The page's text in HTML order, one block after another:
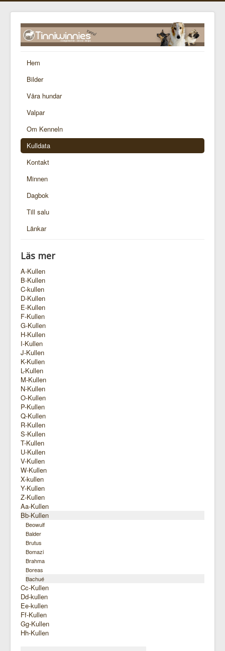
Hem
Bilder
Våra hundar
Valpar
Om Kenneln
Kulldata
Kontakt
Minnen
Dagbok
Till salu
Länkar
Läs mer
A-Kullen
B-Kullen
C-kullen
D-Kullen
E-Kullen
F-Kullen
G-Kullen
H-Kullen
I-Kullen
J-Kullen
K-Kullen
L-Kullen
M-Kullen
N-Kullen
O-Kullen
P-Kullen
Q-Kullen
R-Kullen
S-Kullen
T-Kullen
U-Kullen
V-Kullen
W-Kullen
X-kullen
Y-Kullen
Z-Kullen
Aa-Kullen
Bb-Kullen
Beowulf
Balder
Brutus
Bomazi
Brahma
Boreas
Bachué
Cc-Kullen
Dd-kullen
Ee-kullen
Ff-Kullen
Gg-Kullen
Hh-Kullen